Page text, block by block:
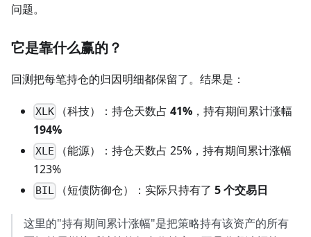
问题。
它是靠什么赢的？
回测把每笔持仓的归因明细都保留了。结果是：
XLK （科技）：持仓天数占41% ，持有期间累计涨幅
194%
XLE
（能源）：持仓天数占 25%，持有期间累计涨幅
123%
BIL （短债防御仓）：实际只持有了5 个交易日
这里的"持有期间累计涨幅"是把策略持有该资产的所有